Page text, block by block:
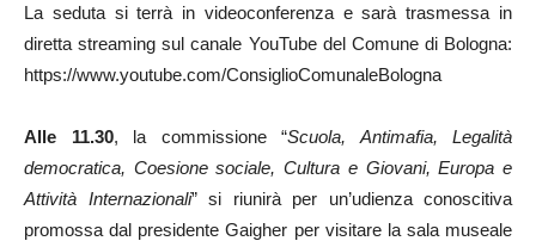
La seduta si terrà in videoconferenza e sarà trasmessa in
diretta streaming sul canale YouTube del Comune di Bologna:
https://www.youtube.com/ConsiglioComunaleBologna
Alle 11.30, la commissione “Scuola, Antimafia, Legalità
democratica, Coesione sociale, Cultura e Giovani, Europa e
Attività Internazionali” si riunirà per un’udienza conoscitiva
promossa dal presidente Gaigher per visitare la sala museale